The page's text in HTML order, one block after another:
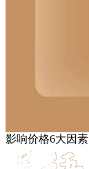
影响价格6大因素